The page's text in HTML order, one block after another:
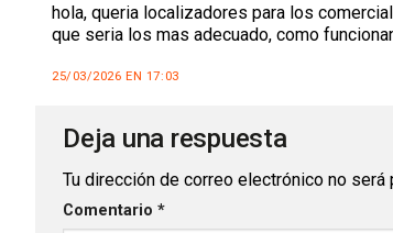
hola, queria localizadores para los
que seria los mas adecuado, como
25/03/2026 EN 17:03
Deja una respuesta
Tu dirección de correo electrónico no será
Comentario *